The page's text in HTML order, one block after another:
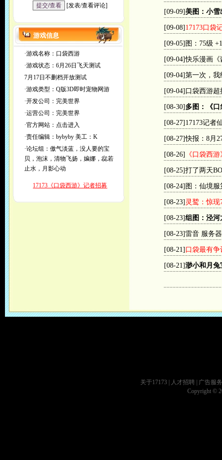
[发表/查看评论]
游戏信息
·游戏名称：口袋西游
·游戏状态：6月26日飞天测试
7月17日不删档开放测试
·游戏类型：Q版3D即时宠物网游
·开发公司：完美世界
·运营公司：完美世界
·官方网站： 点击进入
·责任编辑：bybyby 美工：K
·论坛组：傲气淡蓝，没人要的宝
贝，泡沫，清物飞扬，媥娜，惢若
止水，月影心动
17173《口袋西游》记者招募
[09-09]美图：小
[09-08] 17173口袋
[09-05] 图：75级
[09-04]快乐漫画
[09-04]第一次，
[09-04] 口袋西游
[08-30] 多图：《
[08-27] 17173记者
[08-27]快报：8月
[08-26] 《口袋西
[08-25]打了两天
[08-24] 图：仙境
[08-23] 灵鹫：惊
[08-23]组图：泾河
[08-23]雷音 服务
[08-21] 口袋最有
[08-21]渺小和月
关于17173 人才招聘
广告服务
Copyright ©